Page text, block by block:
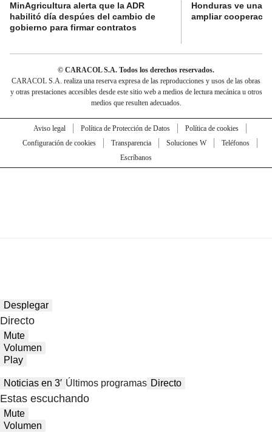
MinAgricultura alerta que la ADR
habilitó día despúes del cambio de
gobierno para firmar contratos
Honduras ve una
ampliar
© CARACOL S.A. Todos los derechos reservados.
CARACOL S.A. realiza una reserva expresa de las reproducciones y usos de las obras
y otras prestaciones accesibles desde este sitio web a medios de lectura mecánica u otros
medios que resulten adecuados.
Aviso legal Política de Protección de Datos
Política de cookies
Configuración de cookies
Transparencia Soluciones W
Teléfonos
Escríbanos
Desplegar
Directo
Mute
Volumen
Play
Noticias en 3′ Últimos programas Directo
Estas escuchando
Mute
Volumen